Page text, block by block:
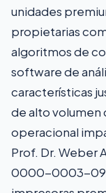
unidades
propietarias
algoritmos de
software de
características
de alto volumen
operacional
Prof. Dr. Weber
0000-0003-